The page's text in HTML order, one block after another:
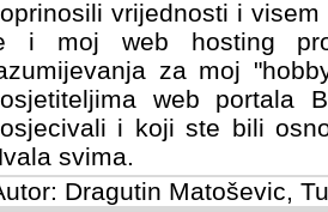
vrijednosti i
i moj web hosting
za moj
web portala
i koji ste bili
svima.
Dragutin Matoševic,